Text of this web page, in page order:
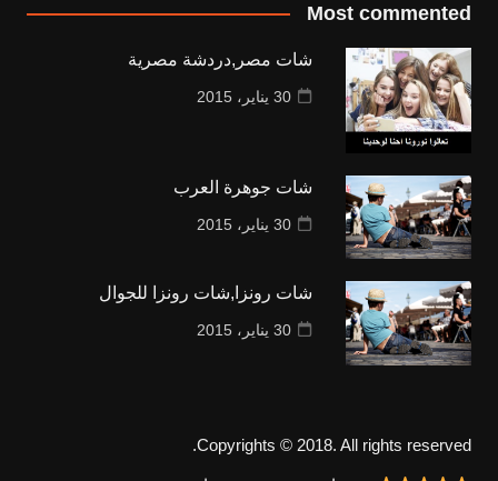
Most commented
شات مصر,دردشة مصرية
30 يناير، 2015
شات جوهرة العرب
30 يناير، 2015
شات رونزا,شات رونزا للجوال
30 يناير، 2015
Copyrights © 2018. All rights reserved.